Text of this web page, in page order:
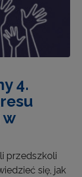
4.
przedszkoli
się, jak